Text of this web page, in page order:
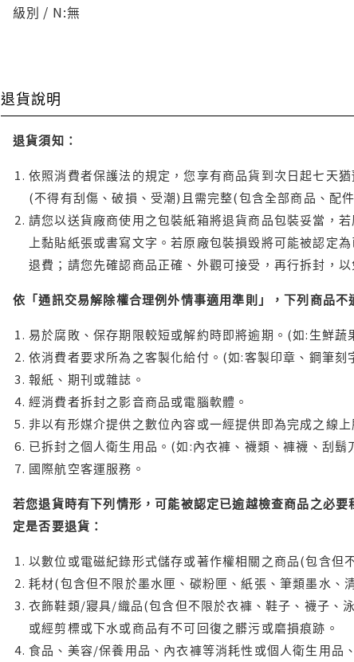
級別 / N:無
退貨說明
退貨須知：
依照消費者保護法的規定，您享有商品貨到次日起七天
(不得有刮傷、破損、受潮)且需完整(包含全部商品、配
請您以送貨廠商使用之包裝紙箱將退貨商品包裝妥當，
上黏貼紙張或書寫文字。若原廠包裝損毀將可能被認定
退費；請您先確認商品正確、外觀可接受，再行拆封，
依「通訊交易解除權合理例外情事適用準則」，下列商品
易於腐敗、保存期限較短或解約時即將逾期。(如:生鮮
依消費者要求所為之客製化給付。(如:客製印章、鋼筆刻
報紙、期刊或雜誌。
經消費者拆封之影音商品或電腦軟體。
非以有形媒介提供之數位內容或一經提供即為完成之線
已拆封之個人衛生用品。(如:內衣褲、襪類、褲襪、刮鬍
國際航空客運服務。
若您退貨時有下列情形，可能被認定已逾越檢查商品之必
定是否要退貨：
以數位或電磁紀錄形式儲存或著作權相關之商品(包含但
耗材(包含但不限於墨水匣、碳粉匣、紙張、筆類墨水、
衣飾鞋類/寢具/織品(包含但不限於衣褲、鞋子、襪子、
或經剪標或下水或商品有不可回復之髒污或磨損痕跡。
食品、美容/保養用品、內衣褲等消耗性或個人衛生用品